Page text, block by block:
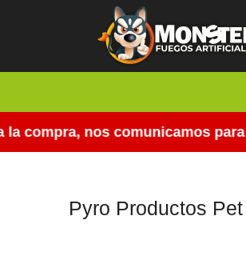
nos comunicamos para
Pyro Productos